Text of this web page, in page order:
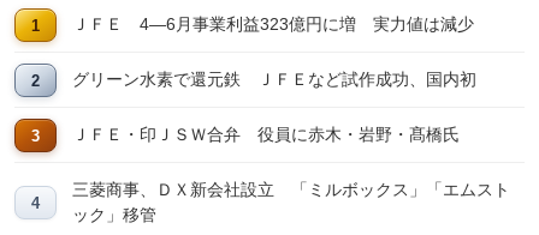
ＪＦＥ 4―6月事業利益323億円に増 実力値は減少
グリーン水素で還元鉄 ＪＦＥなど試作成功、国内初
ＪＦＥ・印ＪＳＷ合弁 役員に赤木・岩野・髙橋氏
三菱商事、ＤＸ新会社設立 「ミルボックス」「エムスト
ック」移管